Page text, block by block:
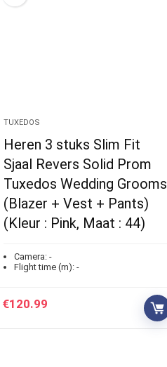
TUXEDOS
Heren 3 stuks Slim Fit
Sjaal Revers Solid Prom
Tuxedos Wedding Grooms
(Blazer + Vest + Pants)
(Kleur : Pink, Maat : 44)
Camera: -
Flight time (m): -
€120.99